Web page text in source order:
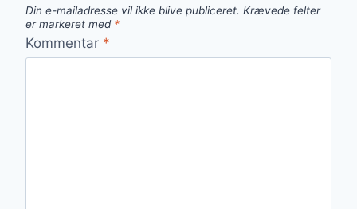
Din e-mailadresse vil ikke blive publiceret. Krævede felter
er markeret med *
Kommentar *